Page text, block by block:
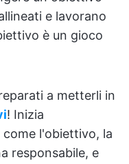
e lavorano
è un gioco
a metterli in
! Inizia
l'obiettivo, la
responsabile, e